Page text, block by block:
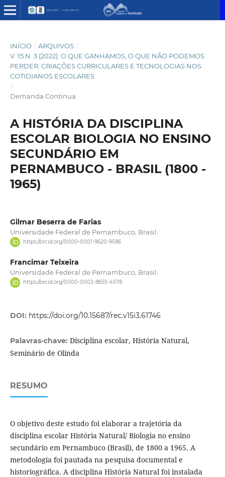
INÍCIO / ARQUIVOS /
V. 15 N. 3 (2022): O QUE GANHAMOS, O QUE NÃO PODEMOS
PERDER: CRIAÇÕES CURRICULARES E TECNOLOGIAS NOS
COTIDIANOS ESCOLARES
/
Demanda Contínua
A HISTÓRIA DA DISCIPLINA
ESCOLAR BIOLOGIA NO ENSINO
SECUNDÁRIO EM
PERNAMBUCO - BRASIL (1800 -
1965)
Gilmar Beserra de Farias
Universidade Federal de Pernambuco, Brasil.
https://orcid.org/0000-0001-9620-9586
Francimar Teixeira
Universidade Federal de Pernambuco, Brasil.
https://orcid.org/0000-0002-8655-4578
DOI: https://doi.org/10.15687/rec.v15i3.61746
Palavras-chave: Disciplina escolar, História Natural,
Seminário de Olinda
RESUMO
O objetivo deste estudo foi elaborar a trajetória da
disciplina escolar História Natural/ Biologia no ensino
secundário em Pernambuco (Brasil), de 1800 a 1965. A
metodologia foi pautada na pesquisa documental e
historiográfica. A disciplina História Natural foi instalada